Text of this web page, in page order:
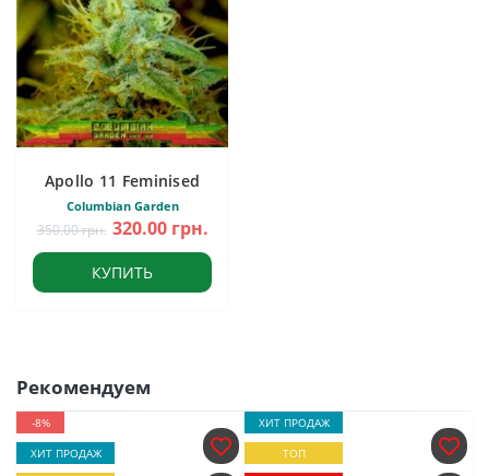
Apollo 11 Feminised
Columbian Garden
350.00 грн. 320.00 грн.
КУПИТЬ
Рекомендуем
-8%
ХИТ ПРОДАЖ
ХИТ ПРОДАЖ
ТОП